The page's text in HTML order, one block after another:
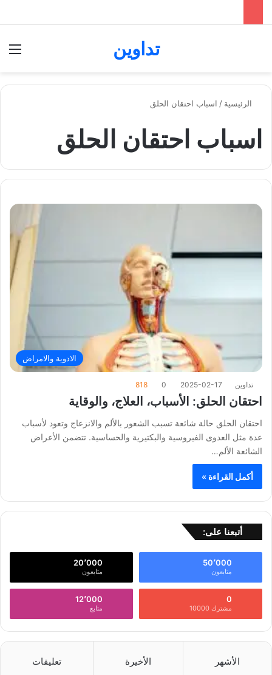
تداوين
الرئيسية / اسباب احتقان الحلق
اسباب احتقان الحلق
الادوية والامراض
تداوين 2025-02-17
0
818
احتقان الحلق: الأسباب، العلاج، والوقاية
احتقان الحلق حالة شائعة تسبب الشعور بالألم والانزعاج وتعود لأسباب
عدة مثل العدوى الفيروسية والبكتيرية والحساسية. تتضمن الأعراض
الشائعة الألم…
أكمل القراءة »
أتبعنا على:
50٬000
متابعون
20٬000
متابعون
0
مشترك 10000
12٬000
متابع
الأشهر الأخيرة تعليقات